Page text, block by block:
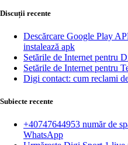
Discuții recente
Descărcare Google Play
instalează apk
Setările de Internet pentru
Setările de Internet pentru
Digi contact: cum reclami
Subiecte recente
+40747644953 număr de
WhatsApp